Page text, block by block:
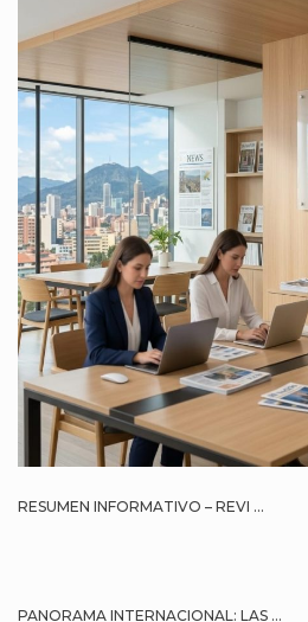
RESUMEN INFORMATIVO – REVI ...
PANORAMA INTERNACIONAL: LAS ...